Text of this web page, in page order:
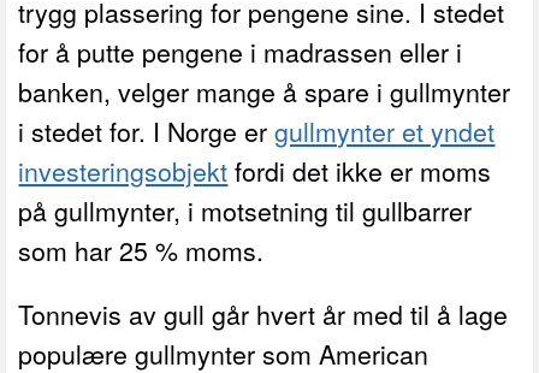
trygg plassering for pengene sine. I stedet
for å putte pengene i madrassen eller i
banken, velger mange å spare i gullmynter
i stedet for. I Norge ergullmynter et yndet
investeringsobjekt fordi det ikke er moms
på gullmynter, i motsetning til gullbarrer
som har 25 % moms.
Tonnevis av gull går hvert år med til å lage
populære gullmynter som American